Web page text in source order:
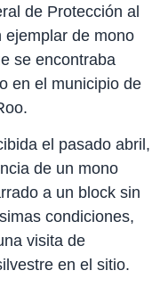
de Protección al
ejemplar de mono
se encontraba
en el municipio de
el pasado abril,
de un mono
a un block sin
condiciones,
visita de
en el sitio.